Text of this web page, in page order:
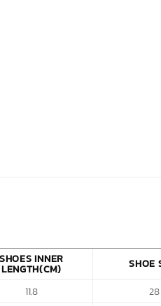
SHOES INNER
LENGTH(CM) SHOE
11.8 28